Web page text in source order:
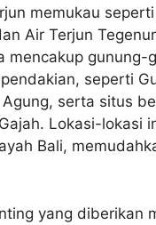
memukau
Air Terjun
mencakup gunung-
seperti
serta situs
Lokasi-lokasi
Bali,
yang diberikan